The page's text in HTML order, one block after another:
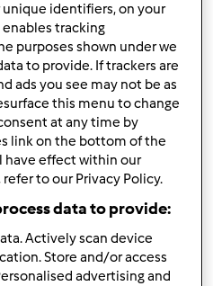
z jabłkami i
8 2h 30min
4.8(41)
rosą - lekki jak
unique identifiers, on your
tracking
purposes shown under we
to provide. If trackers are
ads you see may not be as
this menu to change
at any time by
link on the bottom of the
have effect within our
to our Privacy Policy.
data to provide:
Actively scan device
Store and/or access
advertising and